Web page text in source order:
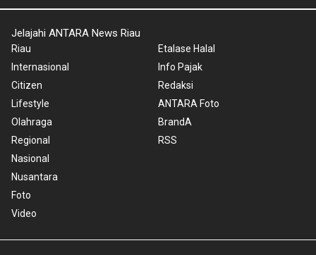
Jelajahi ANTARA News Riau
Riau
Internasional
Citizen
Lifestyle
Olahraga
Regional
Nasional
Nusantara
Foto
Video
Etalase Halal
Info Pajak
Redaksi
ANTARA Foto
BrandA
RSS